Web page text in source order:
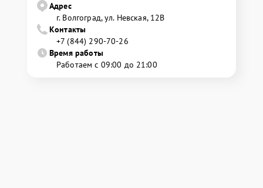
Адрес
г. Волгоград, ул. Невская, 12В
Контакты
+7 (844) 290-70-26
Время работы
Работаем с 09:00 до 21:00